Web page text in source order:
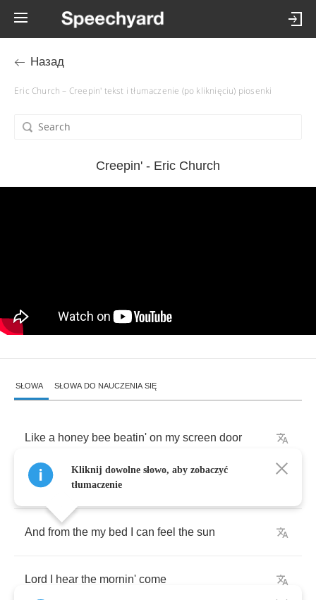
Назад
Eric Church – Creepin' tekst i tłumaczenie (po kliknięciu) piosenki
Creepin' - Eric Church
SŁOWA SŁOWA DO NAUCZENIA SIĘ
Like a honey bee beatin' on my screen door
got a little buzz in my
And from the my bed can feel the sun
Lord hear the mornin' come
Kliknij dowolne słowo, aby zobaczyć
tłumaczenie